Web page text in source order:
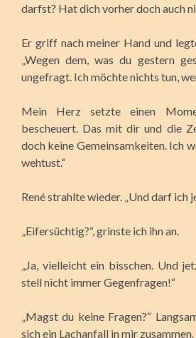
darfst? Hat dich vorher doch auch
Er griff nach meiner Hand und
„Wegen dem, was du gestern
ungefragt. Ich möchte nichts tun,
Mein Herz setzte einen
bescheuert. Das mit dir und die
doch keine Gemeinsamkeiten. Ich
wehtust.“
René strahlte wieder. „Und darf ich
„Eifersüchtig?“, grinste ich ihn an.
„Ja, vielleicht ein bisschen. Und
stell nicht immer Gegenfragen!“
„Magst du keine Fragen?“
sich ein Lachanfall in mir zusammen.